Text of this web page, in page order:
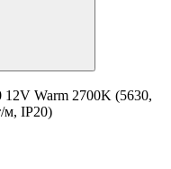
12V Warm 2700K (5630,
м, IP20)